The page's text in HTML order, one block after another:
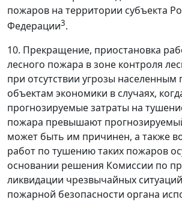
пожаров на территории субъекта
Федерации3.
10. Прекращение, приостановка
лесного пожара в зоне контроля
при отсутствии угрозы населенным
объектам экономики в случаях,
прогнозируемые затраты на
пожара превышают
может быть им причинен, а также
работ по тушению таких пожаров
основании решения Комиссии по
ликвидации чрезвычайных
пожарной безопасности органа